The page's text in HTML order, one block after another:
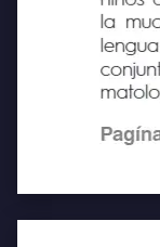
niños
la